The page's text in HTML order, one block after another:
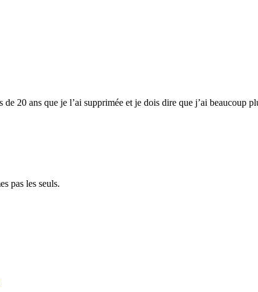
20 ans que je l’ai supprimée et je dois dire que j’ai beaucoup
pas les seuls.